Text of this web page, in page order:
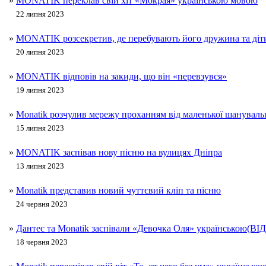
22 липня 2023
» MONATIK розсекретив, де перебувають його дружина та
20 липня 2023
» MONATIK відповів на закиди, що він «перевзувся»
19 липня 2023
» Monatik розчулив мережу проханням від маленької
15 липня 2023
» MONATIK заспівав нову пісню на вулицях Дніпра
13 липня 2023
» Monatik представив новий чуттєвий кліп та пісню
24 червня 2023
» Дантес та Monatik заспівали «Девочка Оля»
18 червня 2023